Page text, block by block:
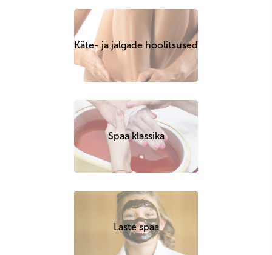
Käte- ja jalgade hoolitsused
Spaa klassika
Laste spaa